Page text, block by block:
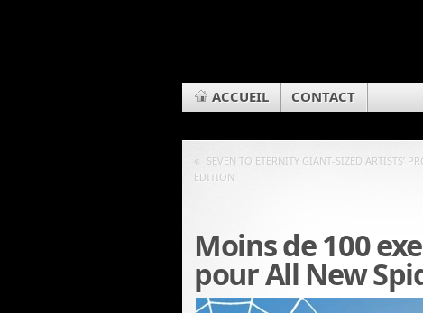
ACCUEIL CONTACT
« SEVEN TO ETERNITY GIANT-SIZED ARTISTS’
EDITION
Moins de 100
pour All New